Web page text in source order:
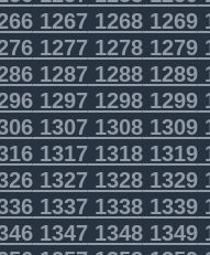
126712681269
127712781279
128712881289
129712981299
130713081309
131713181319
132713281329
133713381339
134713481349